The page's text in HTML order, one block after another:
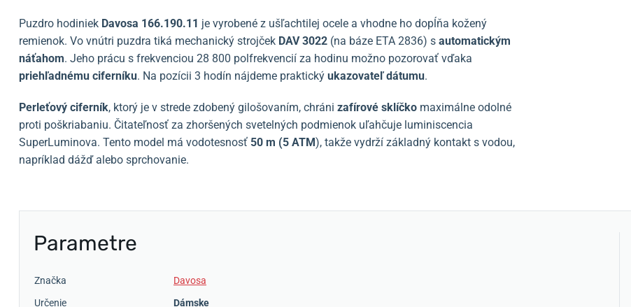
Puzdro hodiniek Davosa 166.190.11 je vyrobené z ušľachtilej ocele a vhodne ho dopĺňa kožený
remienok. Vo vnútri puzdra tiká mechanický strojček DAV 3022 (na báze ETA 2836) s automatickým
náťahom. Jeho prácu s frekvenciou 28 800 polfrekvencií za hodinu možno pozorovať vďaka
priehľadnému ciferníku. Na pozícii 3 hodín nájdeme praktický ukazovateľ dátumu.
Perleťový ciferník, ktorý je v strede zdobený gilošovaním, chráni zafírové sklíčko maximálne odolné
proti poškriabaniu. Čitateľnosť za zhoršených svetelných podmienok uľahčuje luminiscencia
SuperLuminova. Tento model má vodotesnosť 50 m (5 ATM), takže vydrží základný kontakt s vodou,
napríklad dážď alebo sprchovanie.
Parametre
Značka
Davosa
Určenie
Dámske